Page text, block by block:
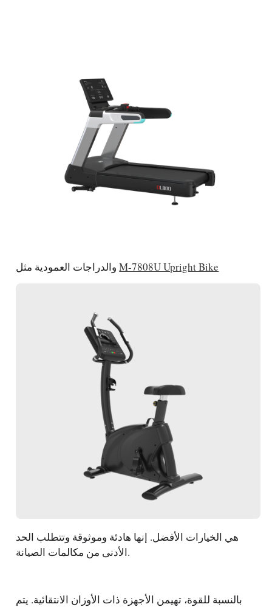
والدراجات العمودية مثلM-7808U Upright Bike
هي الخيارات الأفضل. إنها هادئة وموثوقة وتتطلب الحد
الأدنى من مكالمات الصيانة.
بالنسبة للقوة، تهيمن الأجهزة ذات الأوزان الانتقائية. يتم